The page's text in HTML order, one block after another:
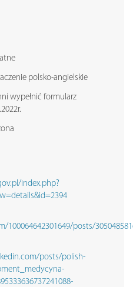
polsko-angielskie
wypełnić formularz
index.php?
posts/
posts/polish-